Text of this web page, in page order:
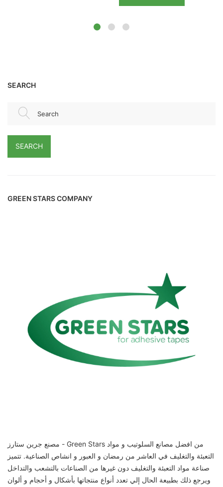
SEARCH
Search
SEARCH
GREEN STARS COMPANY
مصنع جرين ستارز - Green Stars من افضل مصانع السلوتيب و مواد
التعبئة والتغليف في العاشر من رمضان و العبور و انشاص الصناعية. تتميز
صناعة مواد التعبئة والتغليف دون غيرها من الصناعات بالتشعب والتداخل
ويرجع ذلك بطبيعة الحال إلي تعدد أنواع منتجاتها بأشكال و أحجام و ألوان